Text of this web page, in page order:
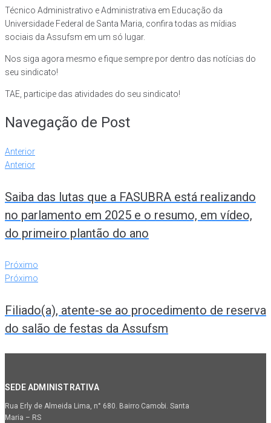
Técnico Administrativo e Administrativa em Educação da
Universidade Federal de Santa Maria, confira todas as mídias
sociais da Assufsm em um só lugar.
Nos siga agora mesmo e fique sempre por dentro das notícias do
seu sindicato!
TAE, participe das atividades do seu sindicato!
Navegação de Post
Anterior
Anterior
Saiba das lutas que a FASUBRA está realizando
no parlamento em 2025 e o resumo, em vídeo,
do primeiro plantão do ano
Próximo
Próximo
Filiado(a), atente-se ao procedimento de reserva
do salão de festas da Assufsm
SEDE ADMINISTRATIVA
Rua Erly de Almeida Lima, n° 680. Bairro Camobi. Santa
Maria – RS